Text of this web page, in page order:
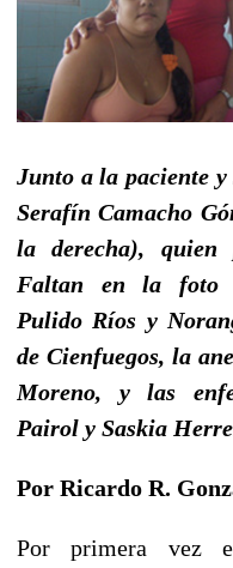
Junto a la paciente y
Serafín Camacho
la derecha), quien
Faltan en la foto
Pulido Ríos y
de Cienfuegos, la
Moreno, y las
Pairol y Saskia
Por Ricardo R.
Por primera vez